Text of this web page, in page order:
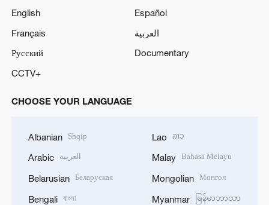
English
Español
Français
العربية
Русский
Documentary
CCTV+
CHOOSE YOUR LANGUAGE
Albanian Shqip
Arabic العربية
Belarusian Беларуская
Bengali বাংলা
Lao ລາວ
Malay Bahasa Melayu
Mongolian Монгол
Myanmar မြန်မာဘာသာ